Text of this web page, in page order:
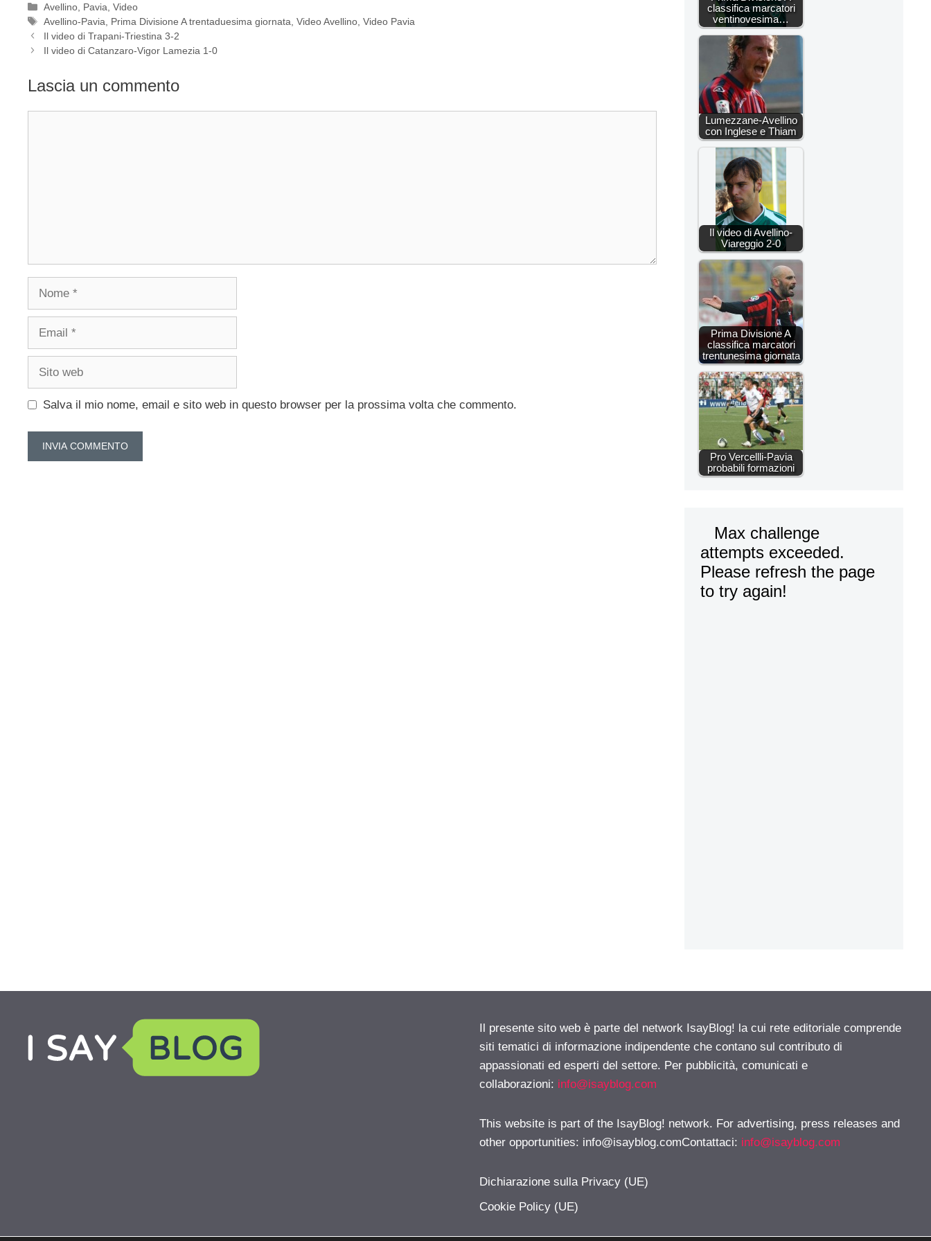
Categorie
Avellino Pavia ,Video
Tag
Avellino-Pavia Prima Divisione A trentaduesima giornata ,Video Avellino ,Video Pavia
Il video di Trapani-Triestina 3-2
Il video di Catanzaro-Vigor Lamezia 1-0
Lascia un commento
Salva il mio nome, email e sito web in questo browser per la prossima volta che commento.
classifica marcatori
ventinovesima…
Lumezzane-Avellino
con Inglese e Thiam
Il video di Avellino-
Viareggio 2-0
Prima Divisione A
classifica marcatori
trentunesima giornata
Pro Vercellli-Pavia
probabili formazioni
Il presente sito web è parte del network IsayBlog! la cui rete editoriale comprende
siti tematici di informazione indipendente che contano sul contributo di
appassionati ed esperti del settore. Per pubblicità, comunicati e
collaborazioni: info@isayblog.com
This website is part of the IsayBlog! network. For advertising, press releases and
other opportunities: info@isayblog.comContattaci: info@isayblog.com
Dichiarazione sulla Privacy (UE)
Cookie Policy (UE)